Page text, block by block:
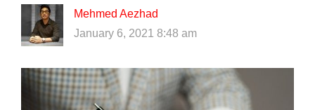
Mehmed Aezhad
January 6, 2021 8:48 am